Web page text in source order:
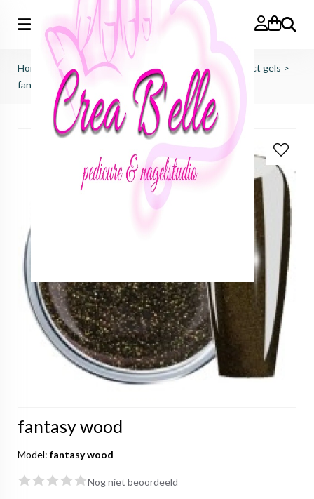
Zoeken
Home just nails (importeur benelux) colorgels effect gels >
fantasy wood
fantasy wood
Model: fantasy wood
Nog niet beoordeeld